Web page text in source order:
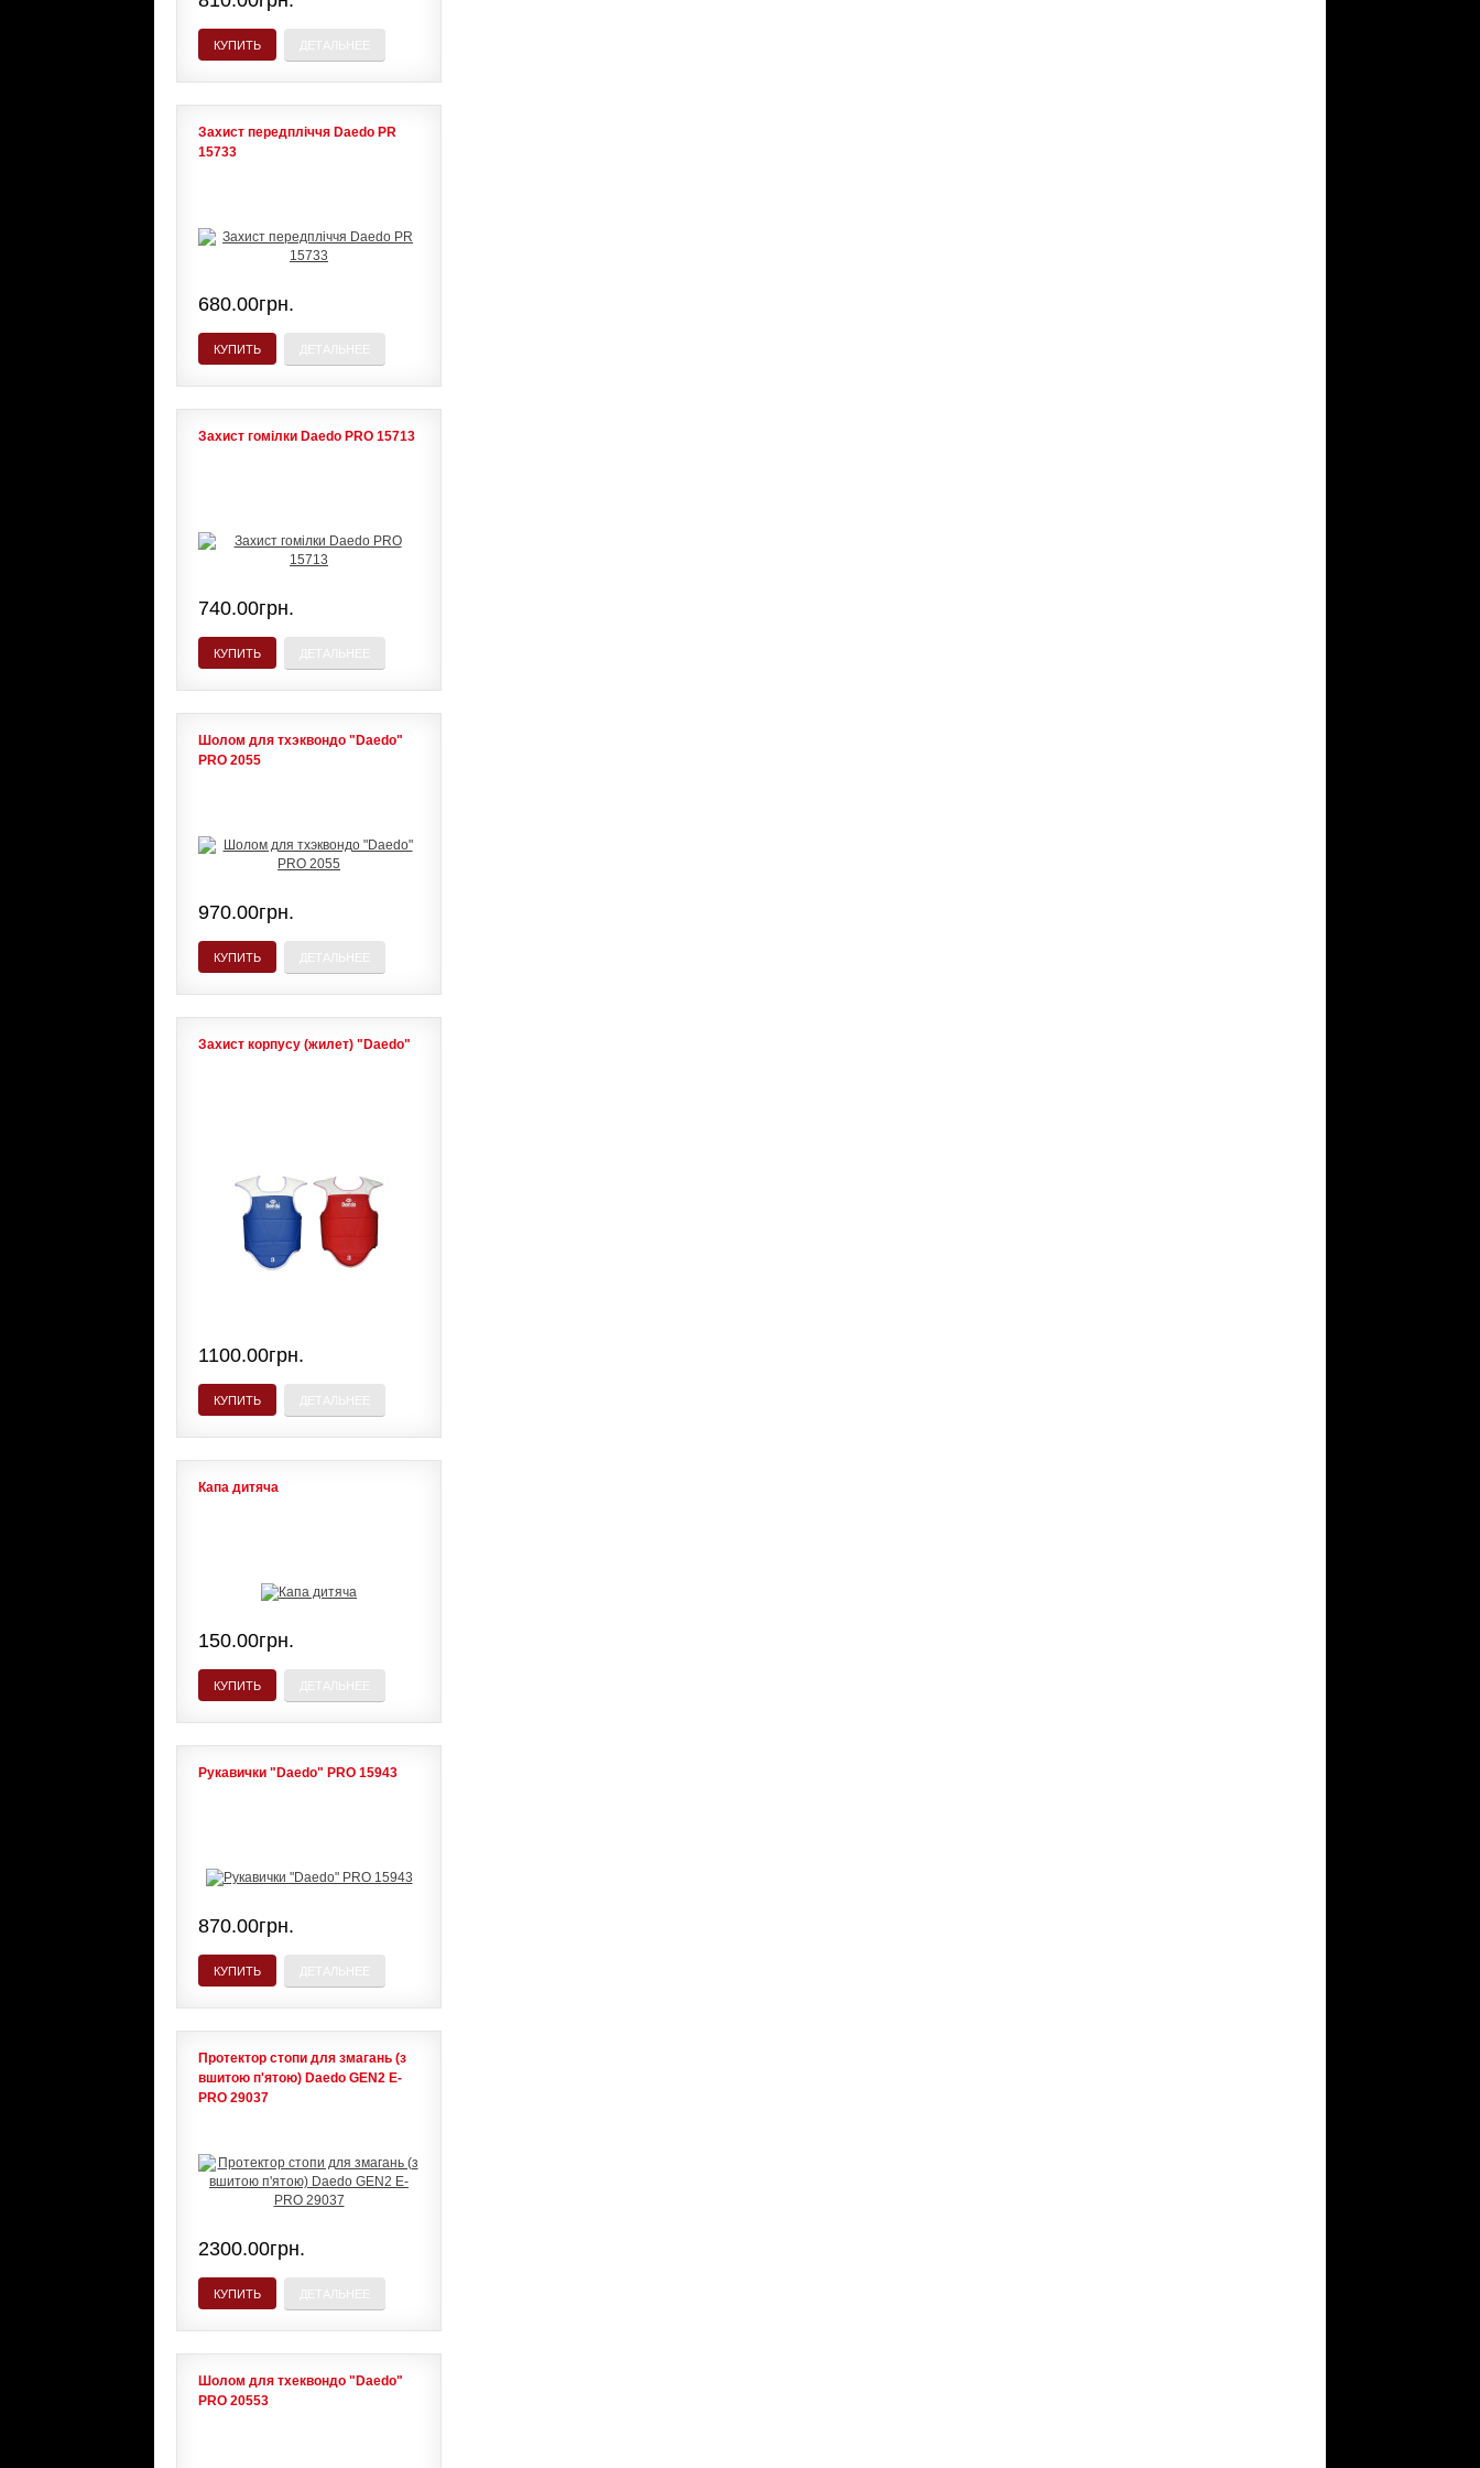
КУПИТЬ
Захист передпліччя Daedo PR
15733
680.00грн.
КУПИТЬ
Захист гомілки Daedo PRO 15713
740.00грн.
КУПИТЬ
Шолом для тхэквондо "Daedo"
PRO 2055
970.00грн.
КУПИТЬ
Захист корпусу (жилет) "Daedo"
1100.00грн.
КУПИТЬ
Капа дитяча
150.00грн.
КУПИТЬ
Рукавички "Daedo" PRO 15943
870.00грн.
КУПИТЬ
Протектор стопи для змагань (з
вшитою п'ятою) Daedo GEN2 E-
PRO 29037
2300.00грн.
КУПИТЬ
Шолом для тхеквондо "Daedo"
PRO 20553